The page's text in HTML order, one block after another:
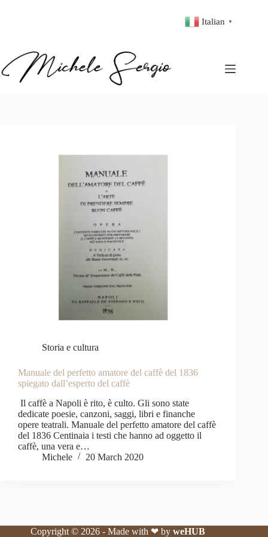
Italian ▼
Storia e cultura
Manuale del perfetto amatore del caffè del 1836
spiegato dall’esperto del caffè
Il caffè a Napoli è rito, è culto. Gli sono state
dedicate poesie, canzoni, saggi, libri e finanche
opere teatrali. Manuale del perfetto amatore del caffè
del 1836 Centinaia i testi che hanno ad oggetto il
caffè, una vera e…
Michele
20 March 2020
Copyright © 2026 - Made with ❤ byweHUB